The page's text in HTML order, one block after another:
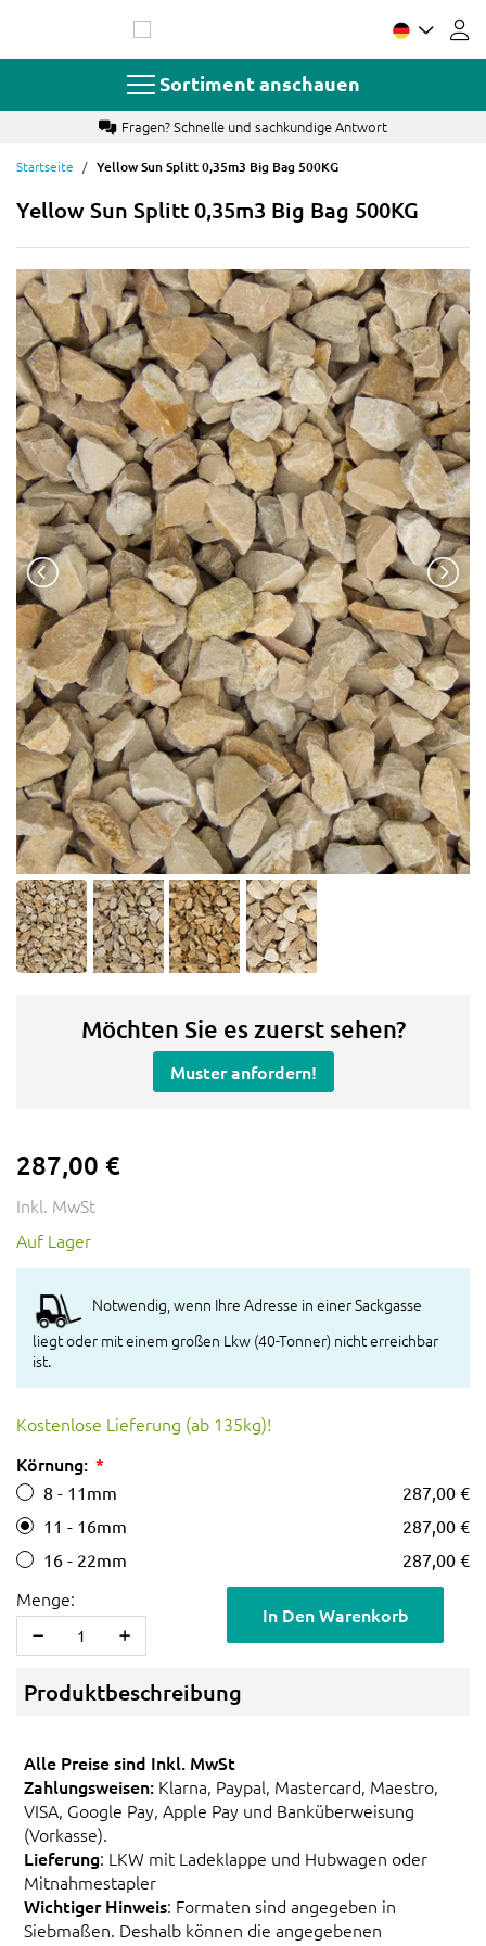
springen
Sortiment anschauen
Fragen? Schnelle und sachkundige Antwort
Startseite Yellow Sun Splitt 0,35m3 Big Bag 500KG
Yellow Sun Splitt 0,35m3 Big Bag 500KG
Möchten Sie es zuerst sehen?
Muster anfordern!
287,00 €
Inkl. MwSt
Auf Lager
Notwendig, wenn Ihre Adresse in einer Sackgasse
liegt oder mit einem großen Lkw (40-Tonner) nicht erreichbar
ist.
Kostenlose Lieferung (ab 135kg)!
Körnung:
8 - 11mm
287,00 €
11 - 16mm
287,00 €
16 - 22mm
287,00 €
Menge:
In Den Warenkorb
Produktbeschreibung
Alle Preise sind Inkl. MwSt
Zahlungsweisen: Klarna, Paypal, Mastercard, Maestro,
VISA, Google Pay, Apple Pay und Banküberweisung
(Vorkasse).
Lieferung: LKW mit Ladeklappe und Hubwagen oder
Mitnahmestapler
Wichtiger Hinweis: Formaten sind angegeben in
Siebmaßen. Deshalb können die angegebenen